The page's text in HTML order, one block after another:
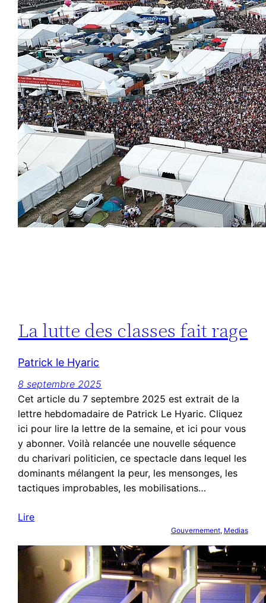
La lutte des classes fait rage
Patrick le Hyaric
8 septembre 2025
Cet article du 7 septembre 2025 est extrait de la
lettre hebdomadaire de Patrick Le Hyaric. Cliquez
ici pour lire la lettre de la semaine, et ici pour vous
y abonner. Voilà relancée une nouvelle séquence
du charivari politicien, ce spectacle dans lequel les
dominants mélangent la peur, les mensonges, les
tactiques improbables, les mobilisations…
Lire
Gouvernement, Medias